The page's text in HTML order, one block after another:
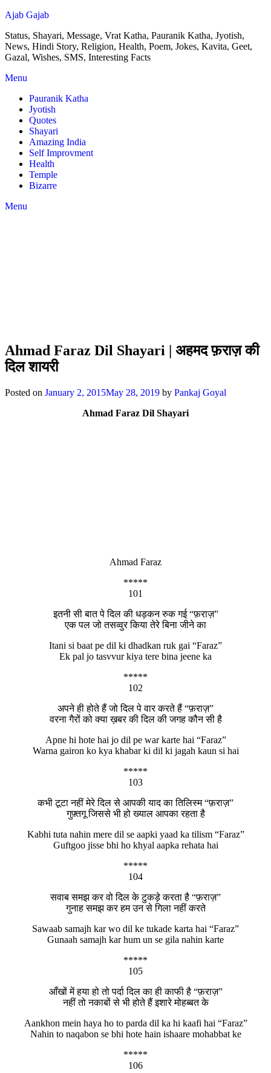
Ajab Gajab
Status, Shayari, Message, Vrat Katha, Pauranik Katha, Jyotish,
News, Hindi Story, Religion, Health, Poem, Jokes, Kavita, Geet,
Gazal, Wishes, SMS, Interesting Facts
Menu
Pauranik Katha
Jyotish
Quotes
Shayari
Amazing India
Self Improvment
Health
Temple
Bizarre
Menu
Ahmad Faraz Dil Shayari | अहमद फ़राज़ की
दिल शायरी
Posted on January 2, 2015May 28, 2019 by Pankaj Goyal
Ahmad Faraz Dil Shayari
Ahmad Faraz
*****
101
इतनी सी बात पे दिल की धड़कन रुक गई “फ़राज़”
एक पल जो तसव्वुर किया तेरे बिना जीने का
Itani si baat pe dil ki dhadkan ruk gai “Faraz”
Ek pal jo tasvvur kiya tere bina jeene ka
*****
102
अपने ही होते हैं जो दिल पे वार करते हैं “फ़राज़”
वरना गैरों को क्या ख़बर की दिल की जगह कौन सी है
Apne hi hote hai jo dil pe war karte hai “Faraz”
Warna gairon ko kya khabar ki dil ki jagah kaun si hai
*****
103
कभी टूटा नहीं मेरे दिल से आपकी याद का तिलिस्म “फ़राज़”
गुफ़्तगू जिससे भी हो ख्याल आपका रहता है
Kabhi tuta nahin mere dil se aapki yaad ka tilism “Faraz”
Guftgoo jisse bhi ho khyal aapka rehata hai
*****
104
सवाब समझ कर वो दिल के टुकड़े करता है “फ़राज़”
गुनाह समझ कर हम उन से गिला नहीं करते
Sawaab samajh kar wo dil ke tukade karta hai “Faraz”
Gunaah samajh kar hum un se gila nahin karte
*****
105
आँखों में हया हो तो पर्दा दिल का ही काफी है “फ़राज़”
नहीं तो नकाबों से भी होते हैं इशारे मोहब्बत के
Aankhon mein haya ho to parda dil ka hi kaafi hai “Faraz”
Nahin to naqabon se bhi hote hain ishaare mohabbat ke
*****
106